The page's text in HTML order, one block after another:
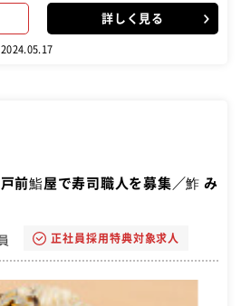
詳しく見る
前鮨屋で寿司職人を募集／鮓 み
正社員採用特典対象求人